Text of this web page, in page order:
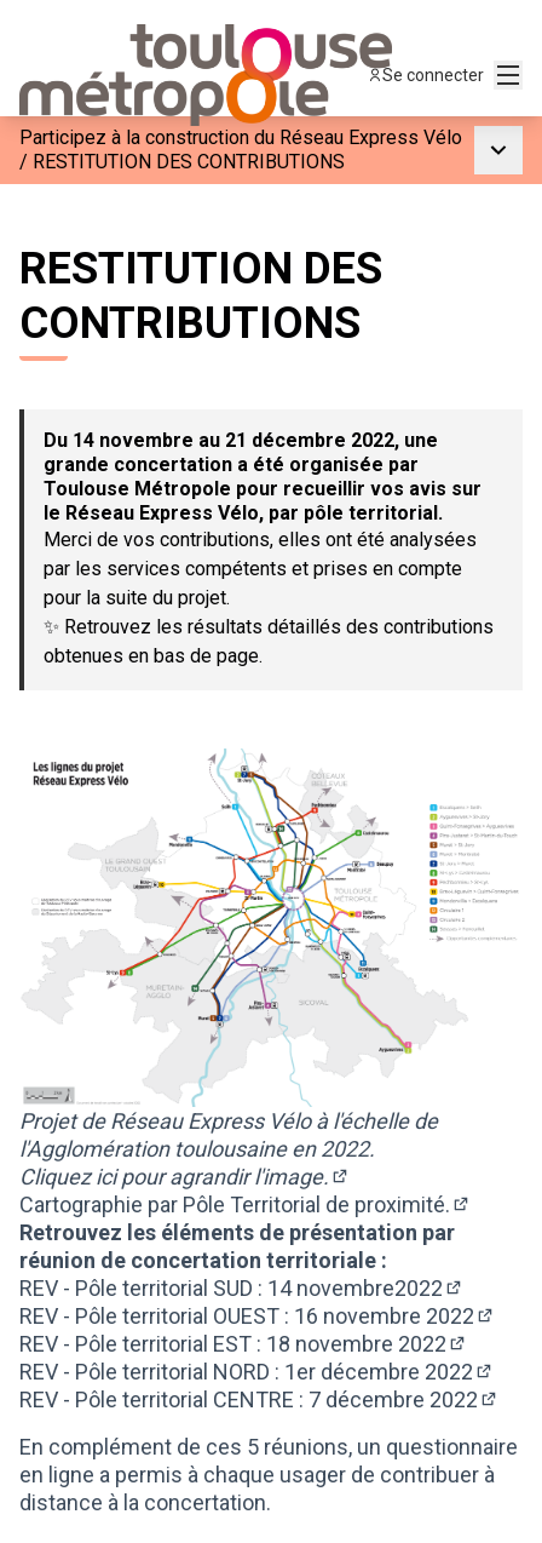
Se connecter
Participez à la construction du Réseau Express Vélo
/ RESTITUTION DES CONTRIBUTIONS
RESTITUTION DES
CONTRIBUTIONS
Du 14 novembre au 21 décembre 2022, une
grande concertation a été organisée par
Toulouse Métropole pour recueillir vos avis sur
le Réseau Express Vélo, par pôle territorial.
Merci de vos contributions, elles ont été analysées
par les services compétents et prises en compte
pour la suite du projet.
✨ Retrouvez les résultats détaillés des contributions
obtenues en bas de page.
Projet de Réseau Express Vélo à l'échelle de
l'Agglomération toulousaine en 2022.
Cliquez ici pour agrandir l'image.
(S'ouvre dans un
Cartographie par Pôle Territorial de proximité.
(S'ouvre
Retrouvez les éléments de présentation par
réunion de concertation territoriale :
REV - Pôle territorial SUD : 14 novembre2022
(S'ouvre
REV - Pôle territorial OUEST : 16 novembre 2022
REV - Pôle territorial EST : 18 novembre 2022
(S'ouvre
REV - Pôle territorial NORD : 1er décembre 2022
REV - Pôle territorial CENTRE : 7 décembre 2022
En complément de ces 5 réunions, un questionnaire
en ligne a permis à chaque usager de contribuer à
distance à la concertation.